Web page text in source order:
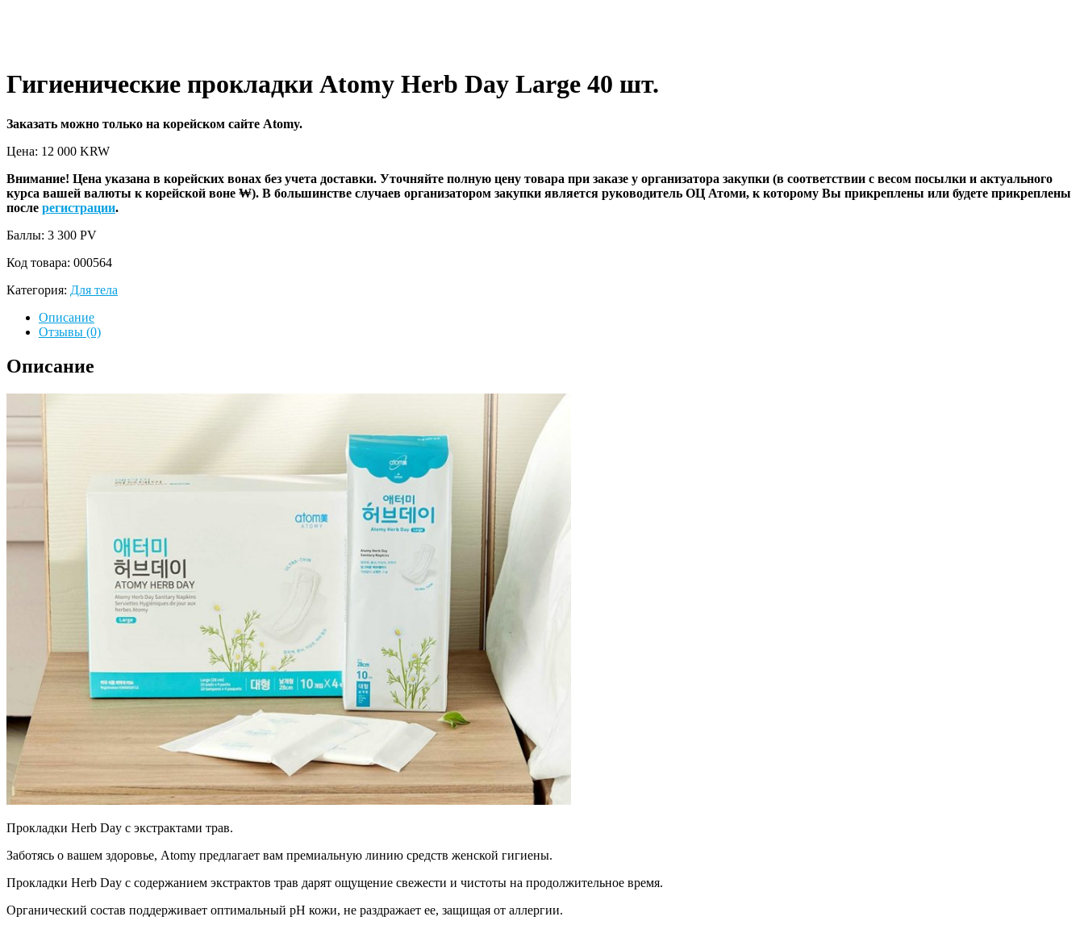
Гигиенические прокладки Atomy Herb Day Large 40 шт.
Заказать можно только на корейском сайте Atomy.
Цена: 12 000 KRW
Внимание! Цена указана в корейских вонах без учета доставки. Уточняйте полную цену товара при заказе у организатора закупки (в соответствии с весом посылки и актуального
курса вашей валюты к корейской воне ₩). В большинстве случаев организатором закупки является руководитель ОЦ Атоми, к которому Вы прикреплены или будете прикреплены
после регистрации.
Баллы: 3 300 PV
Код товара: 000564
Категория: Для тела
Описание
Отзывы (0)
Описание
Прокладки Herb Day с экстрактами трав.
Заботясь о вашем здоровье, Atomy предлагает вам премиальную линию средств женской гигиены.
Прокладки Herb Day с содержанием экстрактов трав дарят ощущение свежести и чистоты на продолжительное время.
Органический состав поддерживает оптимальный рН кожи, не раздражает ее, защищая от аллергии.